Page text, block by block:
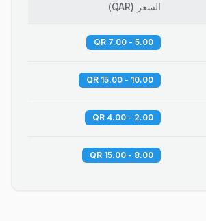
السعر (
QAR
)
5.00 - 7.00 QR
10.00 - 15.00 QR
2.00 - 4.00 QR
8.00 - 15.00 QR